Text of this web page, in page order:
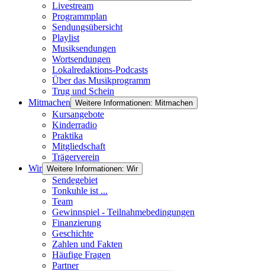
Livestream
Programmplan
Sendungsübersicht
Playlist
Musiksendungen
Wortsendungen
Lokalredaktions-Podcasts
Über das Musikprogramm
Trug und Schein
Mitmachen Weitere Informationen: Mitmachen
Kursangebote
Kinderradio
Praktika
Mitgliedschaft
Trägerverein
Wir Weitere Informationen: Wir
Sendegebiet
Tonkuhle ist ...
Team
Gewinnspiel - Teilnahmebedingungen
Finanzierung
Geschichte
Zahlen und Fakten
Häufige Fragen
Partner